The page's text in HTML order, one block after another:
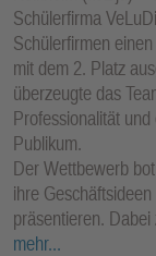
Schülerfirma
Schülerfirmen
mit dem 2. Platz
überzeugte das
Professionalität
Publikum.
Der Wettbewerb
ihre
präsentieren.
mehr...